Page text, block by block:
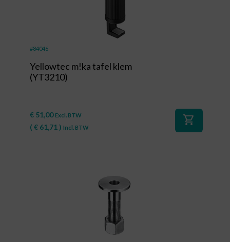
#84046
Yellowtec m!ka tafel klem
(YT3210)
€ 51,00 Excl. BTW
( € 61,71 ) Incl. BTW
shopping_cart